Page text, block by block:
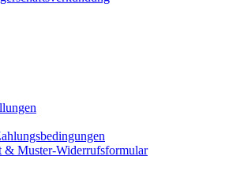
& Muster-Widerrufsformular